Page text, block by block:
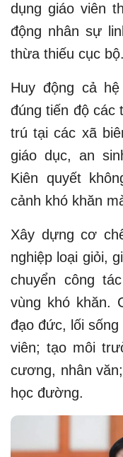
dụng giáo viên
động nhân sự
thừa thiếu cục bộ.
Huy động cả
đúng tiến độ các
trú tại các xã
giáo dục, an
Kiên quyết
cảnh khó khăn
Xây dựng cơ
nghiệp loại giỏi,
chuyển công
vùng khó khăn.
đạo đức, lối sống
viên; tạo môi
cương, nhân
học đường.